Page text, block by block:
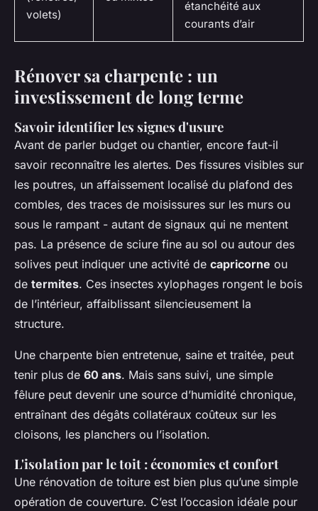
volets)
étanchéité aux
courants d’air
Rénover sa charpente : un
investissement de long terme
Savoir identifier les signes d'usure
Avant de parler budget ou chantier, encore faut-il
savoir reconnaître les alertes. Des fissures visibles sur
les poutres, un affaissement localisé du plafond des
combles, des traces de moisissures sur les murs ou
sous le rampant - autant de signaux qui ne mentent
pas. La présence de sciure fine au sol ou autour des
solives peut indiquer une activité de capricorne ou
de termites. Ces insectes xylophages rongent le bois
de l’intérieur, affaiblissant silencieusement la
structure.
Une charpente bien entretenue, saine et traitée, peut
tenir plus de 60 ans. Mais sans suivi, une simple
fêlure peut devenir une source d’humidité chronique,
entraînant des dégâts collatéraux coûteux sur les
cloisons, les planchers ou l’isolation.
L'isolation par le toit : économies et confort
Une rénovation de toiture est bien plus qu’une simple
opération de couverture. C’est l’occasion idéale pour